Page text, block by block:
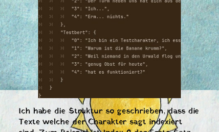
Ich habe die Struktur so geschrieben, dass die
Texte welche der Charakter sagt indexiert